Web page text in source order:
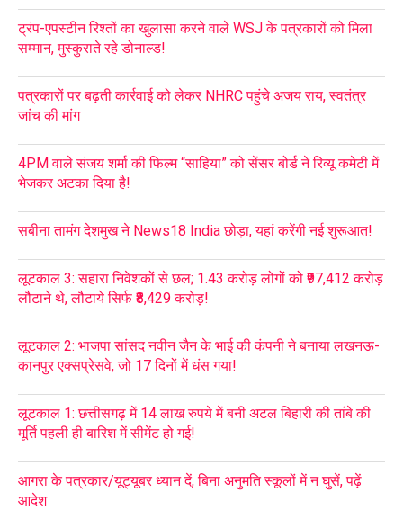
ट्रंप-एपस्टीन रिश्तों का खुलासा करने वाले WSJ के पत्रकारों को मिला
सम्मान, मुस्कुराते रहे डोनाल्ड!
पत्रकारों पर बढ़ती कार्रवाई को लेकर NHRC पहुंचे अजय राय, स्वतंत्र
जांच की मांग
4PM वाले संजय शर्मा की फिल्म “साहिया” को सेंसर बोर्ड ने रिव्यू कमेटी में
भेजकर अटका दिया है!
सबीना तामंग देशमुख ने News18 India छोड़ा, यहां करेंगी नई शुरूआत!
लूटकाल 3: सहारा निवेशकों से छल; 1.43 करोड़ लोगों को ₹97,412 करोड़
लौटाने थे, लौटाये सिर्फ ₹8,429 करोड़!
लूटकाल 2: भाजपा सांसद नवीन जैन के भाई की कंपनी ने बनाया लखनऊ-
कानपुर एक्सप्रेसवे, जो 17 दिनों में धंस गया!
लूटकाल 1: छत्तीसगढ़ में 14 लाख रुपये में बनी अटल बिहारी की तांबे की
मूर्ति पहली ही बारिश में सीमेंट हो गई!
आगरा के पत्रकार/यूट्यूबर ध्यान दें, बिना अनुमति स्कूलों में न घुसें, पढ़ें
आदेश